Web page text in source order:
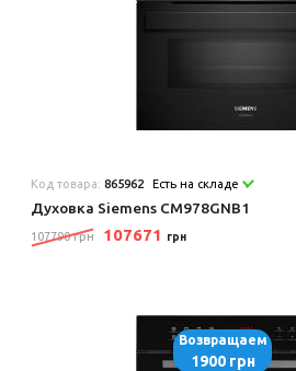
Код товара:865962 Есть на складе
Духовка Siemens CM978GNB1
107790 грн 107671 грн
Возвращаем
1900 грн